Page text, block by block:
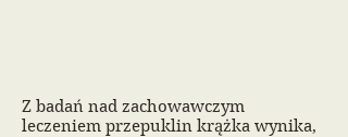
Z badań nad zachowawczym
leczeniem przepuklin krążka wynika,